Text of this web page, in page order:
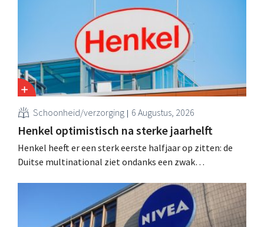
over te nemen van de holding Eurazeo.
Schoonheid/verzorging 6 Augustus, 2026
Henkel optimistisch na sterke jaarhelft
Henkel heeft er een sterk eerste halfjaar op zitten: de
Duitse multinational ziet ondanks een zwak
haarverzorging en wasmiddelen en voert de
overnameactiviteiten op.